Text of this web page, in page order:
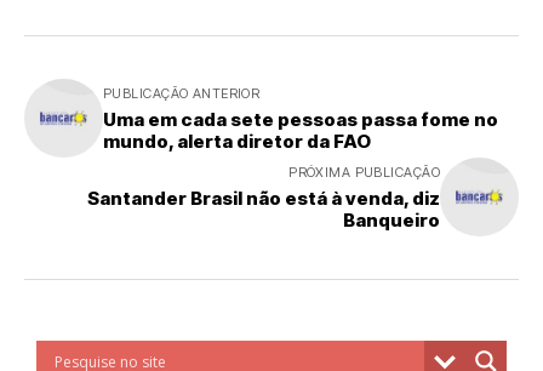
PUBLICAÇÃO ANTERIOR
Uma em cada sete pessoas passa fome no
mundo, alerta diretor da FAO
PRÓXIMA PUBLICAÇÃO
Santander Brasil não está à venda, diz
Banqueiro